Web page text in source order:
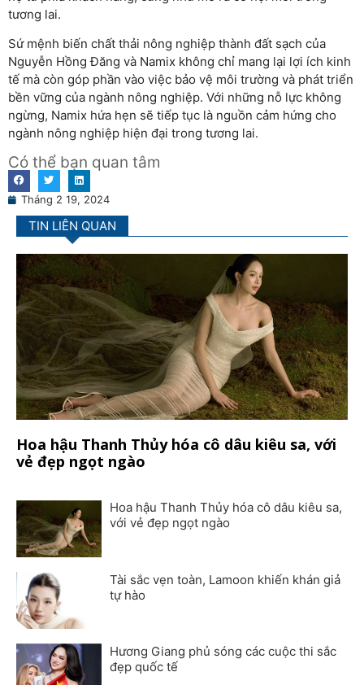
tương lai.
Sứ mệnh biến chất thải nông nghiệp thành đất sạch của
Nguyễn Hồng Đăng và Namix không chỉ mang lại lợi ích kinh
tế mà còn góp phần vào việc bảo vệ môi trường và phát triển
bền vững của ngành nông nghiệp. Với những nỗ lực không
ngừng, Namix hứa hẹn sẽ tiếp tục là nguồn cảm hứng cho
ngành nông nghiệp hiện đại trong tương lai.
Có thể bạn quan tâm
Tháng 2 19, 2024
TIN LIÊN QUAN
Hoa hậu Thanh Thủy hóa cô dâu kiêu sa, với
vẻ đẹp ngọt ngào
Hoa hậu Thanh Thủy hóa cô dâu kiêu sa,
với vẻ đẹp ngọt ngào
Tài sắc vẹn toàn, Lamoon khiến khán giả
tự hào
Hương Giang phủ sóng các cuộc thi sắc
đẹp quốc tế